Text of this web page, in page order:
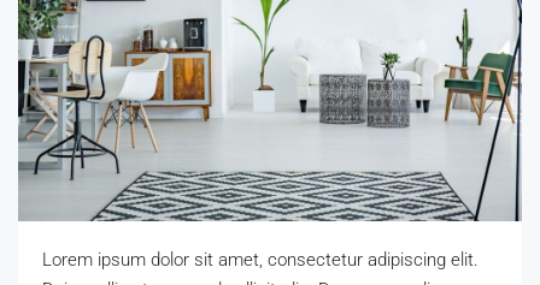
Lorem ipsum dolor sit amet, consectetur adipiscing elit.